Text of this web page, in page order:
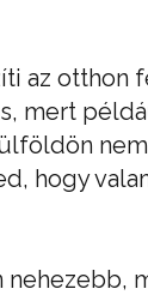
az otthon
mert
hogy